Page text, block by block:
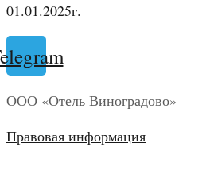
01.01.2025г.
ООО «Отель Виноградово»
Правовая информация